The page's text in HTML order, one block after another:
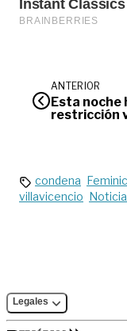
ANTERIOR
Esta noche
restricción
condena
villavicencio
Legales